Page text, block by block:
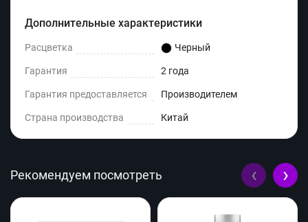
Дополнительные характеристики
Расцветка Черный
Гарантия 2 года
Гарантия предоставляется Производителем
Страна производства Китай
Рекомендуем посмотреть ‹ ›